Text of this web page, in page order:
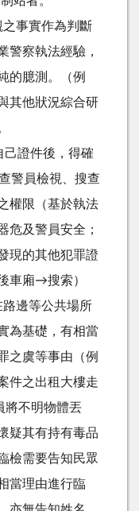
事實作為判斷
警察執法經驗，
的臆測。（例
其他狀況綜合研
證件後，得確
警員檢視、搜查
權限（基於執法
危及警員安全；
現的其他犯罪證
車廂→搜索）
邊等公共場所
為基礎，有相當
之虞等事由（例
件之出租大樓走
將不明物體丟
疑其有持有毒品
檢需要告知民眾
當理由進行臨